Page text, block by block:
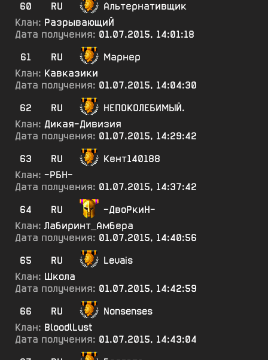
60
RU
Альтернативщик
Клан: РазрывающиЙ
Дата получения: 01.07.2015, 14:01:18
61
RU
Марнер
Клан: Кавказики
Дата получения: 01.07.2015, 14:04:30
62
RU
НЕПОКОЛЕБИМЫЙ.
Клан: Дикая-Дивизия
Дата получения: 01.07.2015, 14:29:42
63
RU
Кент140188
Клан: -РБН-
Дата получения: 01.07.2015, 14:37:42
64
RU
-ДвоРкиН-
Клан: Лабиринт_Амбера
Дата получения: 01.07.2015, 14:40:56
65
RU
Levais
Клан: Школа
Дата получения: 01.07.2015, 14:42:59
66
RU
Nonsenses
Клан: BloodlLust
Дата получения: 01.07.2015, 14:43:04